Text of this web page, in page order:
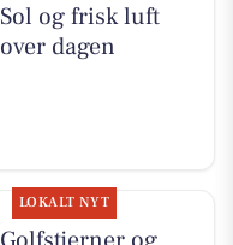
Sol og frisk luft
over dagen
LOKALT NYT